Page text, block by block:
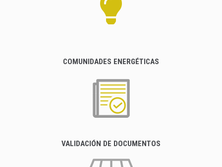
COMUNIDADES ENERGÉTICAS
VALIDACIÓN DE DOCUMENTOS